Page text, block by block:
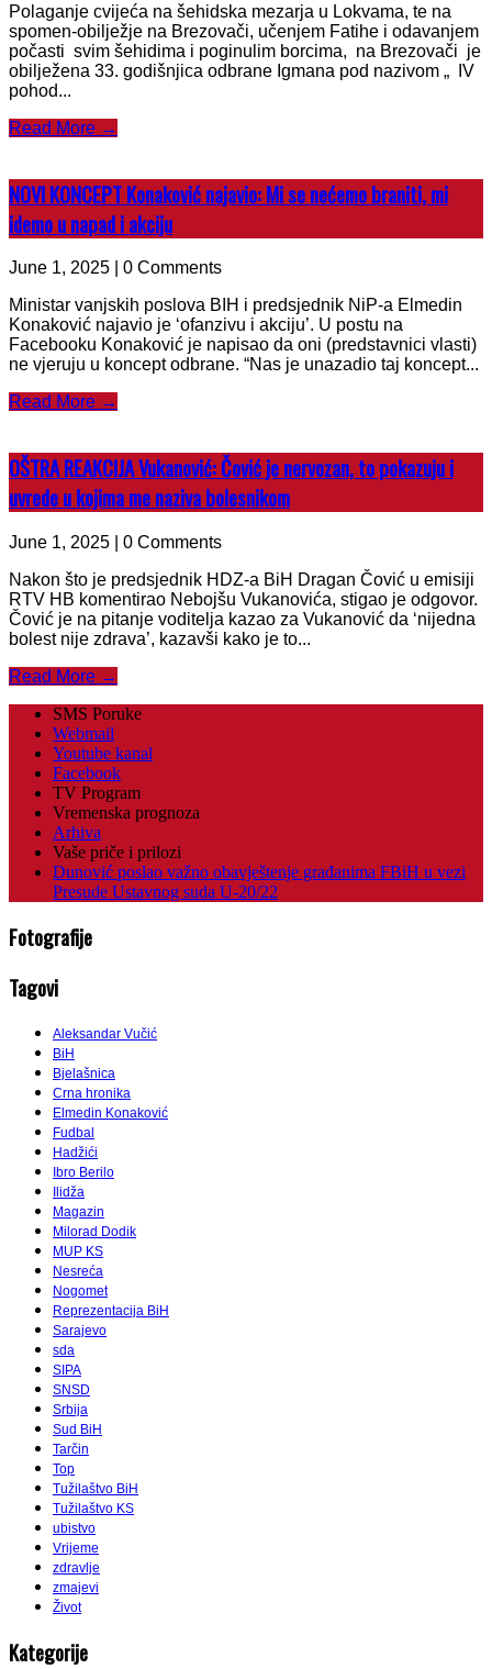
Polaganje cvijeća na šehidska mezarja u Lokvama, te na
spomen-obilježje na Brezovači, učenjem Fatihe i odavanjem
počasti svim šehidima i poginulim borcima, na Brezovači je
obilježena 33. godišnjica odbrane Igmana pod nazivom „ IV
pohod...
Read More →
NOVI KONCEPT Konaković najavio: Mi se nećemo braniti, mi
idemo u napad i akciju
June 1, 2025 | 0 Comments
Ministar vanjskih poslova BIH i predsjednik NiP-a Elmedin
Konaković najavio je ‘ofanzivu i akciju’. U postu na
Facebooku Konaković je napisao da oni (predstavnici vlasti)
ne vjeruju u koncept odbrane. “Nas je unazadio taj koncept...
Read More →
OŠTRA REAKCIJA Vukanović: Čović je nervozan, to pokazuju i
uvrede u kojima me naziva bolesnikom
June 1, 2025 | 0 Comments
Nakon što je predsjednik HDZ-a BiH Dragan Čović u emisiji
RTV HB komentirao Nebojšu Vukanovića, stigao je odgovor.
Čović je na pitanje voditelja kazao za Vukanović da ‘nijedna
bolest nije zdrava’, kazavši kako je to...
Read More →
SMS Poruke
Webmail
Youtube kanal
Facebook
TV Program
Vremenska prognoza
Arhiva
Vaše priče i prilozi
Dunović poslao važno obavještenje građanima FBiH u vezi
Presude Ustavnog suda U-20/22
Fotografije
Tagovi
Aleksandar Vučić
BiH
Bjelašnica
Crna hronika
Elmedin Konaković
Fudbal
Hadžići
Ibro Berilo
Ilidža
Magazin
Milorad Dodik
MUP KS
Nesreća
Nogomet
Reprezentacija BiH
Sarajevo
sda
SIPA
SNSD
Srbija
Sud BiH
Tarčin
Top
Tužilaštvo BiH
Tužilaštvo KS
ubistvo
Vrijeme
zdravlje
zmajevi
Život
Kategorije